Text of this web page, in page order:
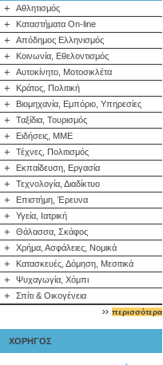
+ Αθλητισμός
+ Καταστήματα On-line
+ Απόδημος Ελληνισμός
+ Κοινωνία, Εθελοντισμός
+ Αυτοκίνητο, Μοτοσικλέτα
+ Κράτος, Πολιτική
+ Βιομηχανία, Εμπόριο, Υπηρεσίες
+ Ταξίδια, Τουρισμός
+ Ειδήσεις, ΜΜΕ
+ Τέχνες, Πολιτισμός
+ Εκπαίδευση, Εργασία
+ Τεχνολογία, Διαδίκτυο
+ Επιστήμη, Έρευνα
+ Υγεία, Ιατρική
+ Θάλασσα, Σκάφος
+ Χρήμα, Ασφάλειες, Νομικά
+ Κατασκευές, Δόμηση, Μεσιτικά
+ Ψυχαγωγία, Χόμπι
+ Σπίτι & Οικογένεια
περισσότερα
ΧΟΡΗΓΟΣ